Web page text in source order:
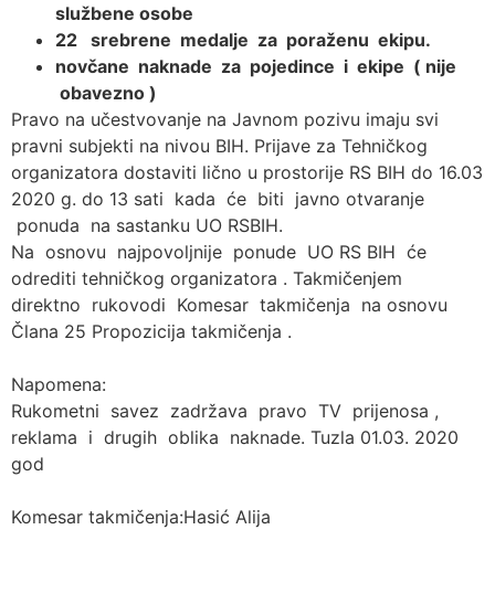
službene osobe
22 srebrene medalje za poraženu ekipu.
novčane naknade za pojedince i ekipe ( nije
obavezno )
Pravo na učestvovanje na Javnom pozivu imaju svi
pravni subjekti na nivou BIH. Prijave za Tehničkog
organizatora dostaviti lično u prostorije RS BIH do 16.03
2020 g. do 13 sati kada će biti javno otvaranje
ponuda na sastanku UO RSBIH.
Na osnovu najpovoljnije ponude UO RS BIH će
odrediti tehničkog organizatora . Takmičenjem
direktno rukovodi Komesar takmičenja na osnovu
Člana 25 Propozicija takmičenja .
Napomena:
Rukometni savez zadržava pravo TV prijenosa ,
reklama i drugih oblika naknade. Tuzla 01.03. 2020
god
Komesar takmičenja:Hasić Alija